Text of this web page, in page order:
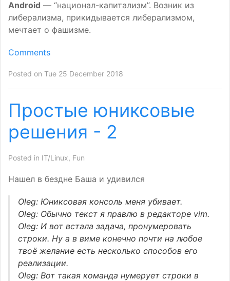
Android — “национал-капитализм”. Возник из
либерализма, прикидывается либерализмом,
мечтает о фашизме.
Comments
Posted on Tue 25 December 2018
Простые юниксовые
решения - 2
Posted in IT/Linux, Fun
Нашел в бездне Баша и удивился
Oleg: Юниксовая консоль меня убивает.
Oleg: Обычно текст я правлю в редакторе vim.
Oleg: И вот встала задача, пронумеровать
строки. Ну а в виме конечно почти на любое
твоё желание есть несколько способов его
реализации.
Oleg: Вот такая команда нумерует строки в